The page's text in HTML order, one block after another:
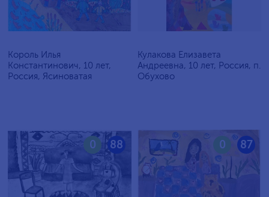
Король Илья
Константинович, 10 лет,
Россия, Ясиноватая
Кулакова Елизавета
Андреевна, 10 лет, Россия, п.
Обухово
88
0 87
0